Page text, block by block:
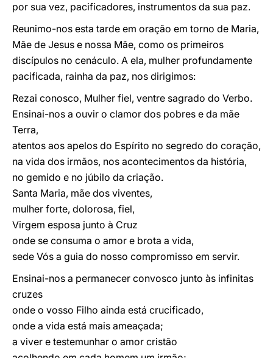
por sua vez, pacificadores, instrumentos da sua paz.
Reunimo-nos esta tarde em oração em torno de Maria,
Mãe de Jesus e nossa Mãe, como os primeiros
discípulos no cenáculo. A ela, mulher profundamente
pacificada, rainha da paz, nos dirigimos:
Rezai conosco, Mulher fiel, ventre sagrado do Verbo.
Ensinai-nos a ouvir o clamor dos pobres e da mãe
Terra,
atentos aos apelos do Espírito no segredo do coração,
na vida dos irmãos, nos acontecimentos da história,
no gemido e no júbilo da criação.
Santa Maria, mãe dos viventes,
mulher forte, dolorosa, fiel,
Virgem esposa junto à Cruz
onde se consuma o amor e brota a vida,
sede Vós a guia do nosso compromisso em servir.
Ensinai-nos a permanecer convosco junto às infinitas
cruzes
onde o vosso Filho ainda está crucificado,
onde a vida está mais ameaçada;
a viver e testemunhar o amor cristão